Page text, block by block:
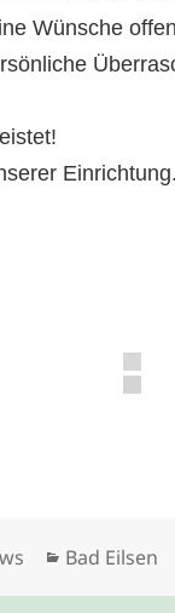
Wünsche
Kategorien
Bad Eilsen